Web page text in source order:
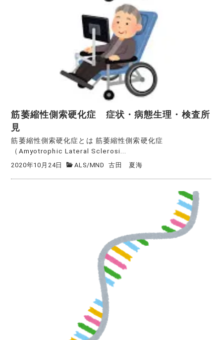
筋萎縮性側索硬化症 症状・病態生理・検査所
見
筋萎縮性側索硬化症とは 筋萎縮性側索硬化症
（Amyotrophic Lateral Sclerosi...
2020年10月24日 ALS/MND 古田 夏海